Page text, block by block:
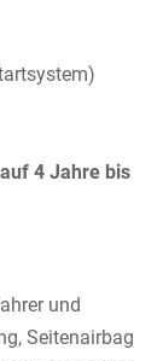
4 Jahre bis
und
Seitenairbag